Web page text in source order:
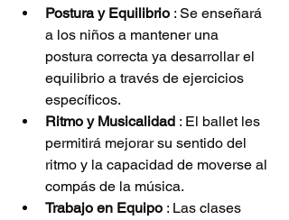
Postura y Equilibrio : Se enseñará
a los niños a mantener una
postura correcta ya desarrollar el
equilibrio a través de ejercicios
específicos.
Ritmo y Musicalidad : El ballet les
permitirá mejorar su sentido del
ritmo y la capacidad de moverse al
compás de la música.
Trabajo en Equipo : Las clases